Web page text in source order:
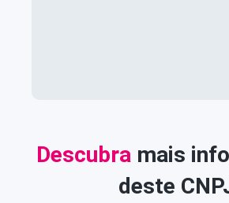
Descubramais
deste